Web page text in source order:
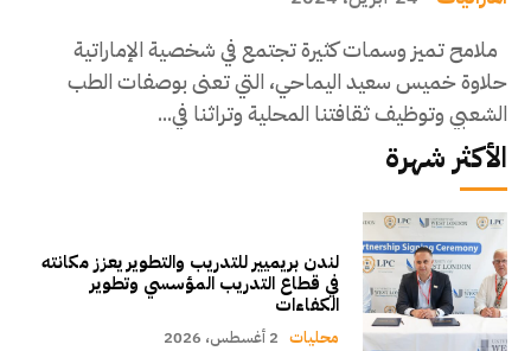
ملامح تميز وسمات كثيرة تجتمع في شخصية الإماراتية
حلاوة خميس سعيد اليماحي، التي تعنى بوصفات الطب
الشعبي وتوظيف ثقافتنا المحلية وتراثنا في...
الأكثر شهرة
لندن بريميير للتدريب والتطوير يعزز مكانته
في قطاع التدريب المؤسسي وتطوير
الكفاءات
محليات 2 أغسطس، 2026